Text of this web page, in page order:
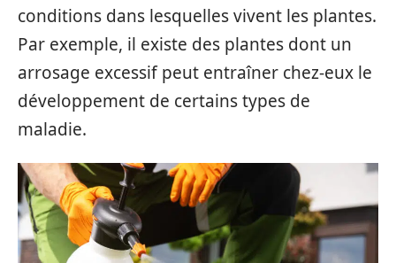
conditions dans lesquelles vivent les plantes.
Par exemple, il existe des plantes dont un
arrosage excessif peut entraîner chez-eux le
développement de certains types de
maladie.